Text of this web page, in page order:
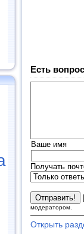
Есть
Ваше имя
Получать
модератором.
Открыть